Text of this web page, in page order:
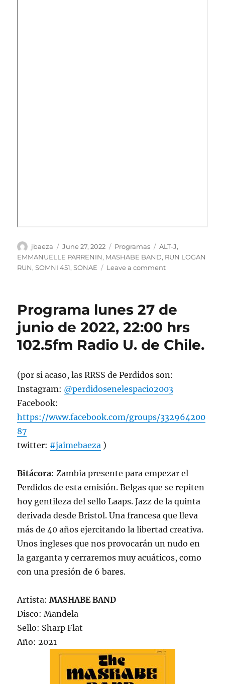
Author
jbaeza
Posted
on
June 27, 2022 Categories
Programas Tags
ALT-J,
EMMANUELLE PARRENIN, MASHABE BAND, RUN LOGAN
RUN,SOMNI 451,SONAE Leave a commenton
27
de
junio
de
2022
Programa lunes 27 de
junio de 2022, 22:00 hrs
102.5fm Radio U. de Chile.
(por si acaso, las RRSS de Perdidos son:
Instagram: @perdidosenelespacio2003
Facebook:
https://www.facebook.com/groups/332964200
87
twitter: #jaimebaeza )
Bitácora: Zambia presente para empezar el
Perdidos de esta emisión. Belgas que se repiten
hoy gentileza del sello Laaps. Jazz de la quinta
derivada desde Bristol. Una francesa que lleva
más de 40 años ejercitando la libertad creativa.
Unos ingleses que nos provocarán un nudo en
la garganta y cerraremos muy acuáticos, como
con una presión de 6 bares.
Artista:MASHABE BAND
Disco: Mandela
Sello: Sharp Flat
Año: 2021